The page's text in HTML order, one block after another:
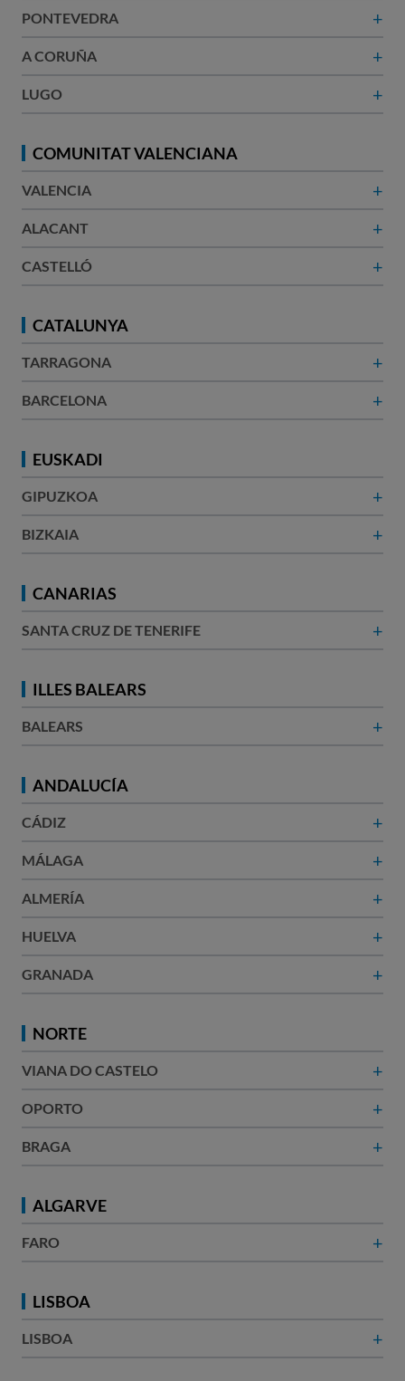
PONTEVEDRA +
A CORUÑA​ +
LUGO +
COMUNITAT VALENCIANA
VALENCIA +
ALACANT​ +
CASTELLÓ +
CATALUNYA
TARRAGONA +
BARCELONA​ +
EUSKADI
GIPUZKOA +
BIZKAIA +
CANARIAS
SANTA CRUZ DE TENERIFE +
ILLES BALEARS
BALEARS +
ANDALUCÍA
CÁDIZ +
MÁLAGA +
ALMERÍA +
HUELVA +
GRANADA +
NORTE
VIANA DO CASTELO +
OPORTO +
BRAGA +
ALGARVE
FARO +
LISBOA
LISBOA +